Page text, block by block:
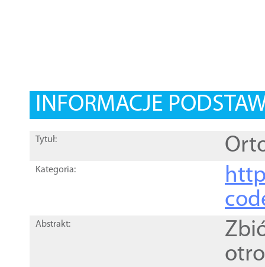
INFORMACJE
Tytuł:
Kategoria:
Abstrakt: